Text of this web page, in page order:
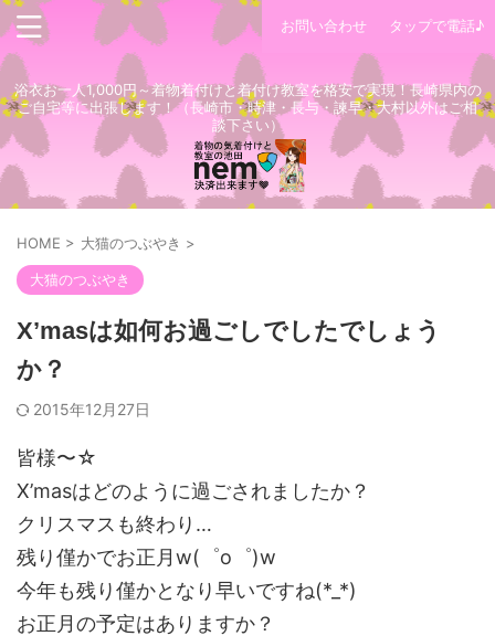
お問い合わせ タップで電話♪
浴衣お一人1,000円～着物着付けと着付け教室を格安で実現！長崎県内の
ご自宅等に出張します！（長崎市・時津・長与・諫早・大村以外はご相
談下さい）
HOME > 大猫のつぶやき >
大猫のつぶやき
X’masは如何お過ごしでしたでしょう
か？
2015年12月27日
皆様〜☆
X’masはどのように過ごされましたか？
クリスマスも終わり…
残り僅かでお正月w(゜o゜)w
今年も残り僅かとなり早いですね(*_*)
お正月の予定はありますか？